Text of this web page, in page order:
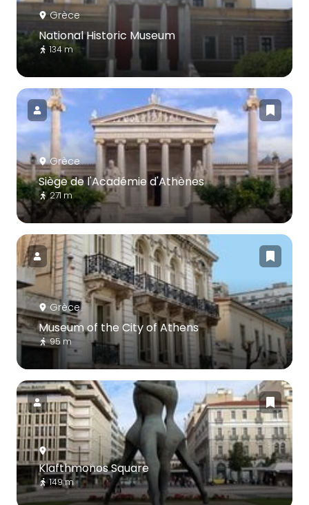
Grèce
National Historic Museum
134 m
Grèce
Siège de l'Académie d'Athènes
271 m
Grèce
Museum of the City of Athens
95 m
Klafthmonos Square
149 m